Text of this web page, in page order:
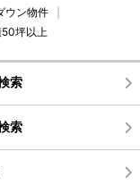
ウン物件
坪以上
索
索